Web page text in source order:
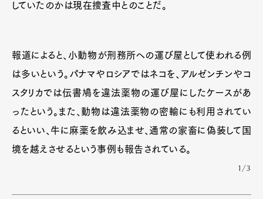
していたのかは現在捜査中とのことだ。
報道によると、小動物が刑務所への運び屋として使われる例
は多いという。パナマやロシアではネコを、アルゼンチンやコ
スタリカでは伝書鳩を違法薬物の運び屋にしたケースがあ
ったという。また、動物は違法薬物の密輸にも利用されてい
るといい、牛に麻薬を飲み込ませ、通常の家畜に偽装して国
境を越えさせるという事例も報告されている。
1/3